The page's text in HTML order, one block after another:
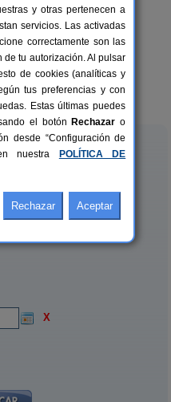
4 pers.
desde40 €
X
y otras pertenecen a
servicios. Las activadas
correctamente son las
de tu autorización. Al pulsar
de cookies (analíticas y
tus preferencias y con
Estas últimas puedes
el botón Rechazar o
desde “Configuración de
nuestra
POLÍTICA DE